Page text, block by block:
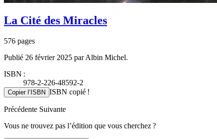
La Cité des Miracles
576 pages
Publié 26 février 2025 par Albin Michel.
ISBN :
978-2-226-48592-2
Copier l’ISBN ISBN copié !
Précédente Suivante
Vous ne trouvez pas l’édition que vous cherchez ?